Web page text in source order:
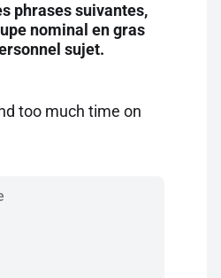
gratuitement
10 contenus offerts.
phrases suivantes,
nominal en gras
sujet.
too much time on